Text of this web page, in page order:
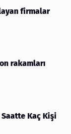
firmalar
rakamları
Kaç Kişi